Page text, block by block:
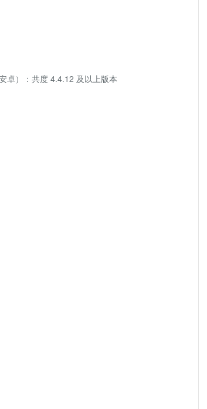
卓）：共度 4.4.12 及以上版本